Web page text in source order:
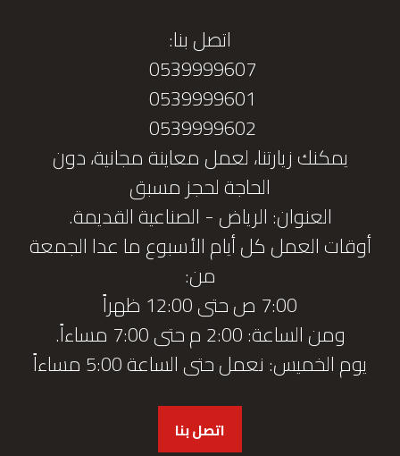
اتصل بنا:
0539999607
0539999601
0539999602
يمكنك زيارتنا، لعمل معاينة مجانية، دون
الحاجة لحجز مسبق
العنوان: الرياض - الصناعية القديمة.
أوقات العمل كل أيام الأسبوع ما عدا الجمعة
من:
7:00 ص حتى 12:00 ظهراً
ومن الساعة: 2:00 م حتى 7:00 مساءاً.
يوم الخميس: نعمل حتى الساعة 5:00 مساءاً
اتصل بنا